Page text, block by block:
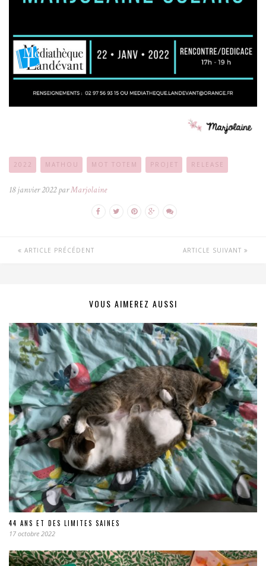
2022 MATHOU MOT TOTEM PROJET RELEASE
18 janvier 2022 parMarjolaine
ARTICLE PRÉCÉDENT ARTICLE SUIVANT
VOUS AIMEREZ AUSSI
44 ANS ET DES LIMITES SAINES
17 octobre 2022